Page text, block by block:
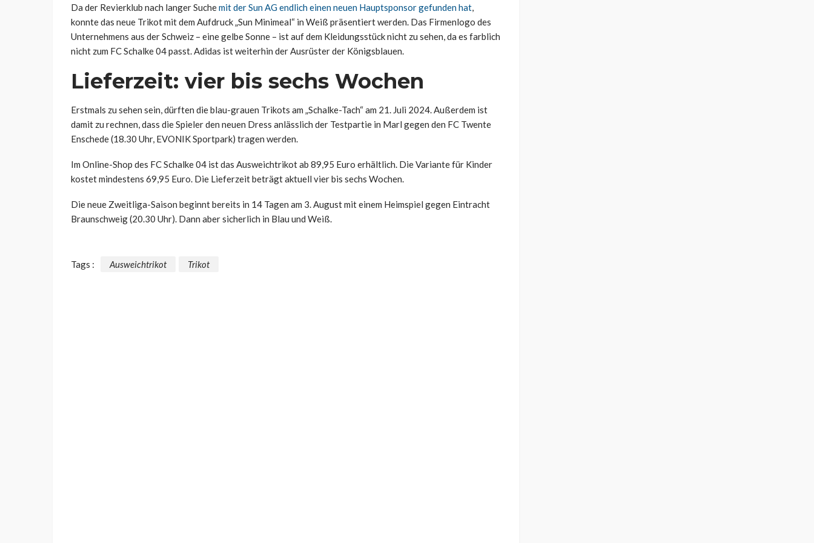
Da der Revierklub nach langer Suchemit der Sun AG endlich einen neuen Hauptsponsor gefunden hat,
konnte das neue Trikot mit dem Aufdruck „Sun Minimeal“ in Weiß präsentiert werden. Das Firmenlogo des
Unternehmens aus der Schweiz – eine gelbe Sonne – ist auf dem Kleidungsstück nicht zu sehen, da es farblich
nicht zum FC Schalke 04 passt. Adidas ist weiterhin der Ausrüster der Königsblauen.
Lieferzeit: vier bis sechs Wochen
Erstmals zu sehen sein, dürften die blau-grauen Trikots am „Schalke-Tach“ am 21. Juli 2024. Außerdem ist
damit zu rechnen, dass die Spieler den neuen Dress anlässlich der Testpartie in Marl gegen den FC Twente
Enschede (18.30 Uhr, EVONIK Sportpark) tragen werden.
Im Online-Shop des FC Schalke 04 ist das Ausweichtrikot ab 89,95 Euro erhältlich. Die Variante für Kinder
kostet mindestens 69,95 Euro. Die Lieferzeit beträgt aktuell vier bis sechs Wochen.
Die neue Zweitliga-Saison beginnt bereits in 14 Tagen am 3. August mit einem Heimspiel gegen Eintracht
Braunschweig (20.30 Uhr). Dann aber sicherlich in Blau und Weiß.
Tags : Ausweichtrikot Trikot